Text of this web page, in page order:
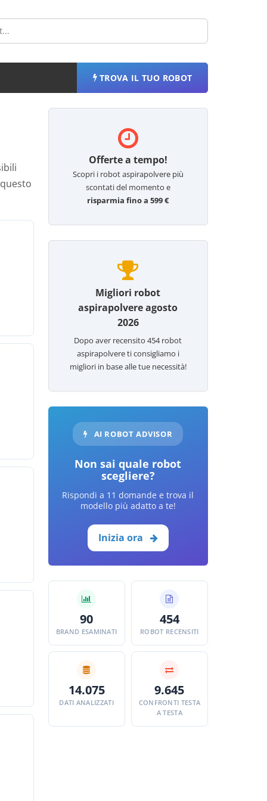
TROVA IL TUO ROBOT
Offerte a tempo!
Scopri i robot aspirapolvere più
scontati del momento e
risparmia fino a 599 €
Migliori robot
aspirapolvere agosto
2026
Dopo aver recensito454robot
aspirapolvere ti consigliamo i
migliori in base alle tue necessità!
AI ROBOT ADVISOR
Non sai quale robot
scegliere?
Rispondi a 11 domande e trova il
modello più adatto a te!
Inizia ora
90
BRAND ESAMINATI
454
ROBOT RECENSITI
14.075
DATI ANALIZZATI
9.645
CONFRONTI TESTA
A TESTA